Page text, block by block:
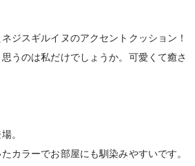
ジスギルイヌのアクセントクッション！
うのは私だけでしょうか。可愛くて癒さ
。
カラーでお部屋にも馴染みやすいです。